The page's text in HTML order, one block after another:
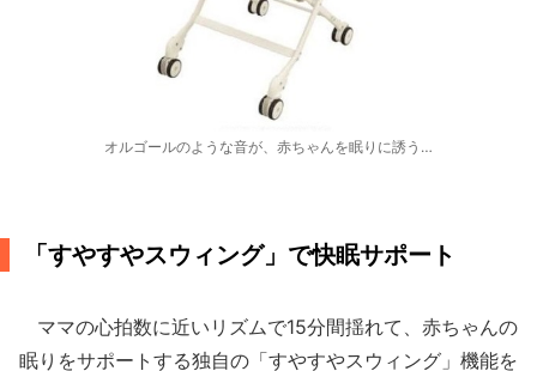
オルゴールのような音が、赤ちゃんを眠りに誘う…
「すやすやスウィング」で快眠サポート
ママの心拍数に近いリズムで15分間揺れて、赤ちゃんの
眠りをサポートする独自の「すやすやスウィング」機能を